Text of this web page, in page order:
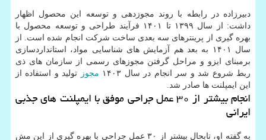
دبیرزاده در رابطه با روند مجوزدهی و توسعه این محصول اظهار
داشت: از سال ۱۳۹۹ تا ۱۴۰۱ فرآیند طراحی و توسعه محصول با
بهره گیری از پرینترهای سه بعدی ساخت شرکت انجام شده است. از
سال ۱۴۰۱ به بعد هم آزمایش های شناسایی مواد، استانداردسازی
برمبنای ایزو و مراحل گرفتن مجوزهای رسمی از سازمان های ذی
ربط شروع شد و سر انجام در سال ۱۴۰۳
مجوز
تولید و استفاده از
این ایمپلنت ها صادر شد.
انجام بیشتر از ۳۰ عمل جراحی موفق با ایمپلنت های جذبی
ایرانی
به گفته او، تابحال بیشتر از ۳۰ عمل جراحی با بهره گیری از این مش